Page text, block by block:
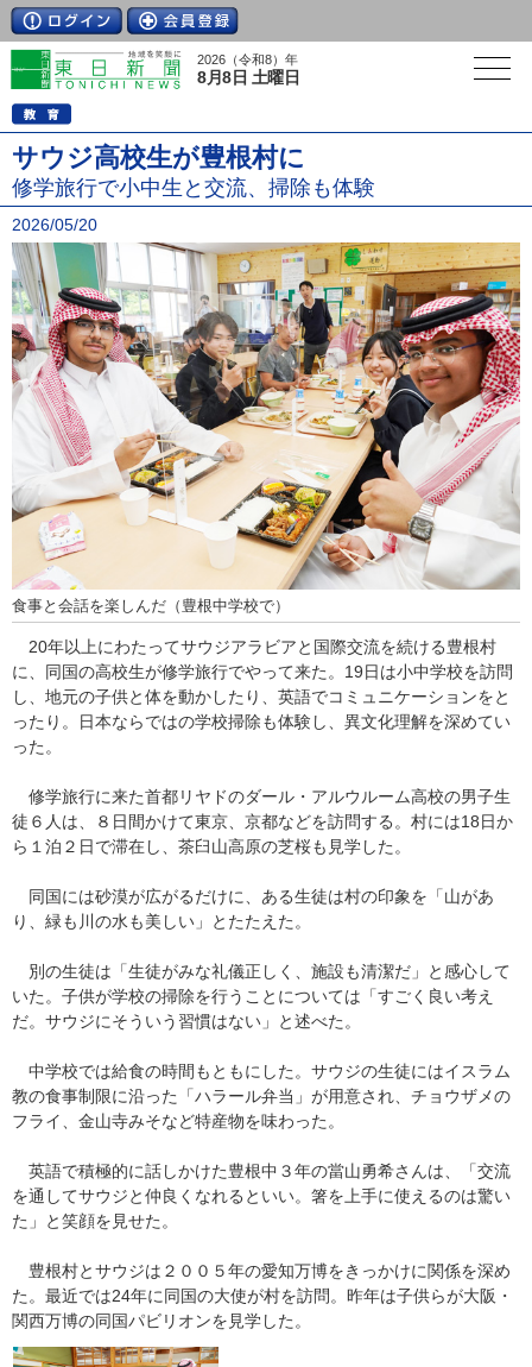
2026（令和8）年
8月8日 土曜日
サウジ高校生が豊根村に
修学旅行で小中生と交流、掃除も体験
2026/05/20
食事と会話を楽しんだ（豊根中学校で）
20年以上にわたってサウジアラビアと国際交流を続ける豊根村
に、同国の高校生が修学旅行でやって来た。19日は小中学校を訪問
し、地元の子供と体を動かしたり、英語でコミュニケーションをと
ったり。日本ならではの学校掃除も体験し、異文化理解を深めてい
った。
修学旅行に来た首都リヤドのダール・アルウルーム高校の男子生
徒６人は、８日間かけて東京、京都などを訪問する。村には18日か
ら１泊２日で滞在し、茶臼山高原の芝桜も見学した。
同国には砂漠が広がるだけに、ある生徒は村の印象を「山があ
り、緑も川の水も美しい」とたたえた。
別の生徒は「生徒がみな礼儀正しく、施設も清潔だ」と感心して
いた。子供が学校の掃除を行うことについては「すごく良い考え
だ。サウジにそういう習慣はない」と述べた。
中学校では給食の時間もともにした。サウジの生徒にはイスラム
教の食事制限に沿った「ハラール弁当」が用意され、チョウザメの
フライ、金山寺みそなど特産物を味わった。
英語で積極的に話しかけた豊根中３年の當山勇希さんは、「交流
を通してサウジと仲良くなれるといい。箸を上手に使えるのは驚い
た」と笑顔を見せた。
豊根村とサウジは２００５年の愛知万博をきっかけに関係を深め
た。最近では24年に同国の大使が村を訪問。昨年は子供らが大阪・
関西万博の同国パビリオンを見学した。